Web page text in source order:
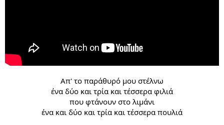
Aπ' το παράθυρό μου στέλνω
ένα δύο και τρία και τέσσερα φιλιά
που φτάνουν στο λιμάνι
ένα και δύο και τρία και τέσσερα πουλιά